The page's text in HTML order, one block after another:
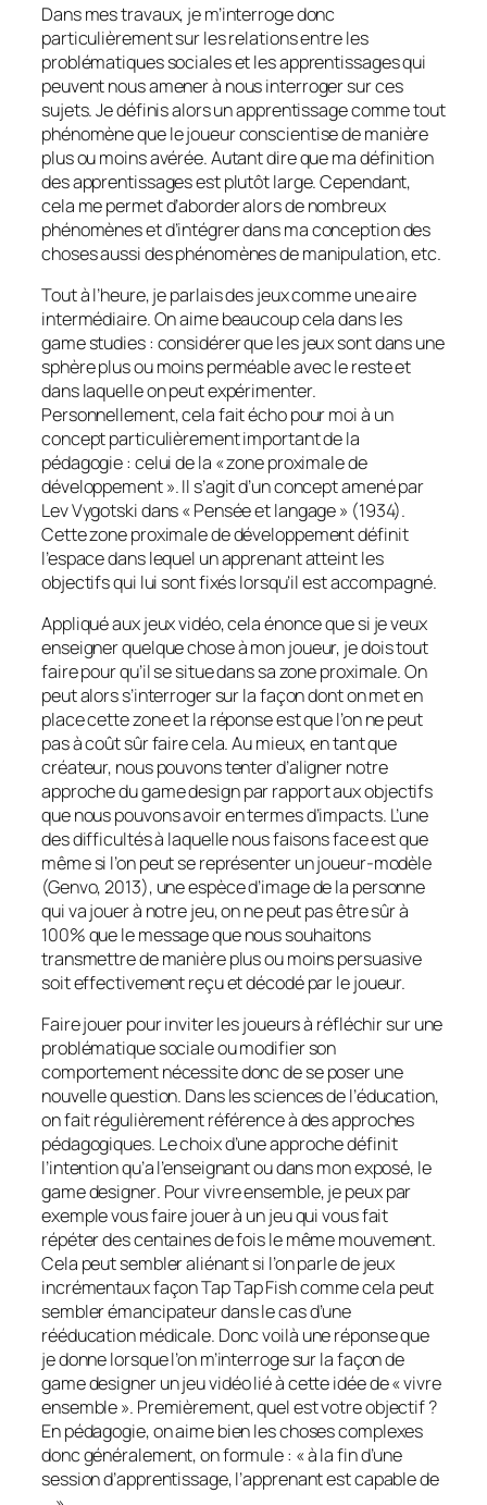
Dans mes travaux, je m’interroge donc
particulièrement sur les relations entre les
problématiques sociales et les apprentissages qui
peuvent nous amener à nous interroger sur ces
sujets. Je définis alors un apprentissage comme tout
phénomène que le joueur conscientise de manière
plus ou moins avérée. Autant dire que ma définition
des apprentissages est plutôt large. Cependant,
cela me permet d’aborder alors de nombreux
phénomènes et d’intégrer dans ma conception des
choses aussi des phénomènes de manipulation, etc.
Tout à l’heure, je parlais des jeux comme une aire
intermédiaire. On aime beaucoup cela dans les
game studies: considérer que les jeux sont dans une
sphère plus ou moins perméable avec le reste et
dans laquelle on peut expérimenter.
Personnellement, cela fait écho pour moi à un
concept particulièrement important de la
pédagogie : celui de la « zone proximale de
développement ». Il s’agit d’un concept amené par
Lev Vygotski dans « Pensée et langage » (1934).
Cette zone proximale de développement définit
l’espace dans lequel un apprenant atteint les
objectifs qui lui sont fixés lorsqu’il est accompagné.
Appliqué aux jeux vidéo, cela énonce que si je veux
enseigner quelque chose à mon joueur, je dois tout
faire pour qu’il se situe dans sa zone proximale. On
peut alors s’interroger sur la façon dont on met en
place cette zone et la réponse est que l’on ne peut
pas à coût sûr faire cela. Au mieux, en tant que
créateur, nous pouvons tenter d’aligner notre
approche dugame designpar rapport aux objectifs
que nous pouvons avoir en termes d’impacts. L’une
des difficultés à laquelle nous faisons face est que
même si l’on peut se représenter un joueur-modèle
(Genvo, 2013), une espèce d’image de la personne
qui va jouer à notre jeu, on ne peut pas être sûr à
100% que le message que nous souhaitons
transmettre de manière plus ou moins persuasive
soit effectivement reçu et décodé par le joueur.
Faire jouer pour inviter les joueurs à réfléchir sur une
problématique sociale ou modifier son
comportement nécessite donc de se poser une
nouvelle question. Dans les sciences de l’éducation,
on fait régulièrement référence à des approches
pédagogiques. Le choix d’une approche définit
l’intention qu’a l’enseignant ou dans mon exposé, le
game designer. Pour vivre ensemble, je peux par
exemple vous faire jouer à un jeu qui vous fait
répéter des centaines de fois le même mouvement.
Cela peut sembler aliénant si l’on parle de jeux
incrémentaux façonTap Tap Fishcomme cela peut
sembler émancipateur dans le cas d’une
rééducation médicale. Donc voilà une réponse que
je donne lorsque l’on m’interroge sur la façon de
game designerun jeu vidéo lié à cette idée de « vivre
ensemble ». Premièrement, quel est votre objectif ?
En pédagogie, on aime bien les choses complexes
donc généralement, on formule : « à la fin d’une
session d’apprentissage, l’apprenant est capable de